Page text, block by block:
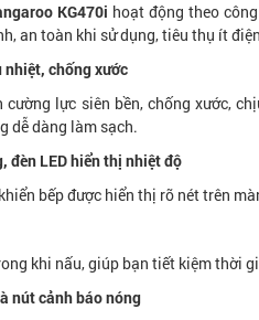
KG470i hoạt động theo
an toàn khi sử dụng, tiêu thụ ít
nhiệt, chống xước
cường lực siên bền, chống xước,
dễ dàng làm sạch.
đèn LED hiển thị nhiệt độ
bếp được hiển thị rõ nét trên
khi nấu, giúp bạn tiết kiệm thời
nút cảnh báo nóng